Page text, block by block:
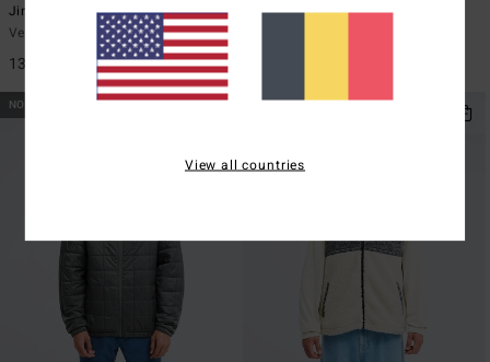
Jimmyt
Veste Vert Homme
139,95 €
Rockies
NOUVEAUTÉ NOUVEAUTÉ
View all countries